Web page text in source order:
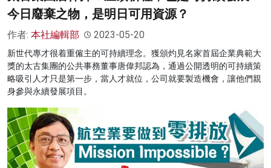
今日廢棄之物，是明日可用資源？
作者: 本社編輯部 2023-05-20
新世代專才很着重僱主的可持續理念。獲頒灼見名家首屆企業典範大
獎的太古集團的公共事務董事唐偉邦認為，通過公開透明的可持續策
略吸引人才只是第一步，當人才就位，公司就要製造機會，讓他們親
身參與永續發展項目。